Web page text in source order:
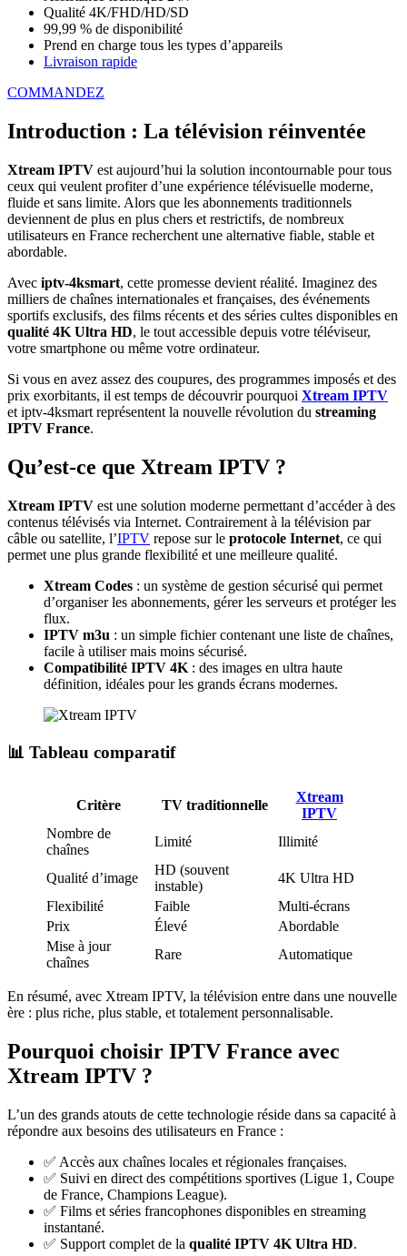
Qualité 4K/FHD/HD/SD
99,99 % de disponibilité
Prend en charge tous les types d’appareils
Livraison rapide
COMMANDEZ
Introduction : La télévision réinventée
Xtream IPTV est aujourd’hui la solution incontournable pour tous
ceux qui veulent profiter d’une expérience télévisuelle moderne,
fluide et sans limite. Alors que les abonnements traditionnels
deviennent de plus en plus chers et restrictifs, de nombreux
utilisateurs en France recherchent une alternative fiable, stable et
abordable.
Avec iptv-4ksmart, cette promesse devient réalité. Imaginez des
milliers de chaînes internationales et françaises, des événements
sportifs exclusifs, des films récents et des séries cultes disponibles en
qualité 4K Ultra HD, le tout accessible depuis votre téléviseur,
votre smartphone ou même votre ordinateur.
Si vous en avez assez des coupures, des programmes imposés et des
prix exorbitants, il est temps de découvrir pourquoi Xtream IPTV
et iptv-4ksmart représentent la nouvelle révolution du streaming
IPTV France.
Qu’est-ce que Xtream IPTV ?
Xtream IPTV est une solution moderne permettant d’accéder à des
contenus télévisés via Internet. Contrairement à la télévision par
câble ou satellite, l’IPTV repose sur le protocole Internet, ce qui
permet une plus grande flexibilité et une meilleure qualité.
Xtream Codes : un système de gestion sécurisé qui permet
d’organiser les abonnements, gérer les serveurs et protéger les
flux.
IPTV m3u : un simple fichier contenant une liste de chaînes,
facile à utiliser mais moins sécurisé.
Compatibilité IPTV 4K : des images en ultra haute
définition, idéales pour les grands écrans modernes.
📊 Tableau comparatif
Critère TV traditionnelle
Xtream
IPTV
Nombre de
chaînes
Limité Illimité
Qualité d’image
HD (souvent
instable)
4K Ultra HD
Flexibilité
Faible
Multi-écrans
Prix
Élevé
Abordable
Mise à jour
chaînes
Rare Automatique
En résumé, avec Xtream IPTV, la télévision entre dans une nouvelle
ère : plus riche, plus stable, et totalement personnalisable.
Pourquoi choisir IPTV France avec
Xtream IPTV ?
L’un des grands atouts de cette technologie réside dans sa capacité à
répondre aux besoins des utilisateurs en France :
✅ Accès aux chaînes locales et régionales françaises.
✅ Suivi en direct des compétitions sportives (Ligue 1, Coupe
de France, Champions League).
✅ Films et séries francophones disponibles en streaming
instantané.
✅ Support complet de la qualité IPTV 4K Ultra HD.